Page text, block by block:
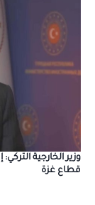
وزير الخارجية
قطاع غزة